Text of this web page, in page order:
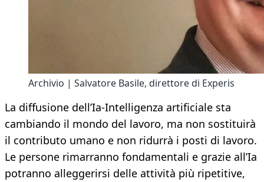
Archivio | Salvatore Basile, direttore di Experis
La diffusione dell’Ia-Intelligenza artificiale sta
cambiando il mondo del lavoro, ma non sostituirà
il contributo umano e non ridurrà i posti di lavoro.
Le persone rimarranno fondamentali e grazie all’Ia
potranno alleggerirsi delle attività più ripetitive,